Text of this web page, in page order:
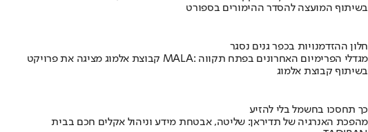
בשיתוף המועצה להסדר ההימורים בספורט
חלון ההזדמנויות בכפר גנים נסגר
קבוצת אלמוג מציגה את פרויקט MALA: מגדלי הפרימיום האחרונים בפתח תקווה
בשיתוף קבוצת אלמוג
כך תחסכו בחשמל בלי להזיע
מהפכת האנרגיה של תדיראן: שליטה, אבטחת מידע וניהול אקלים חכם בבית